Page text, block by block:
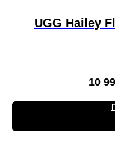
UGG Hailey
10